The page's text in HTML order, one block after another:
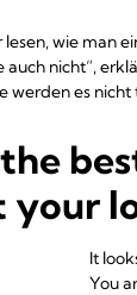
wie man
nicht“,
werden es
es für ihr
Prozentsatz
Gleiche zur
immer deine
wie zum
dreht,
your
It
You